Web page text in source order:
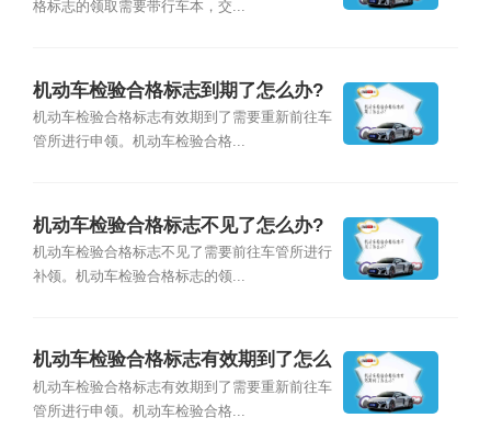
格标志的领取需要带行车本，交...
机动车检验合格标志到期了怎么办?
机动车检验合格标志有效期到了需要重新前往车
管所进行申领。机动车检验合格...
机动车检验合格标志不见了怎么办?
机动车检验合格标志不见了需要前往车管所进行
补领。机动车检验合格标志的领...
机动车检验合格标志有效期到了怎么
办?
机动车检验合格标志有效期到了需要重新前往车
管所进行申领。机动车检验合格...